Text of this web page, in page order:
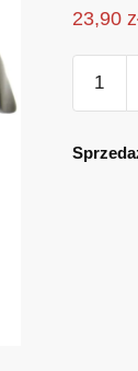
23,90
POL-